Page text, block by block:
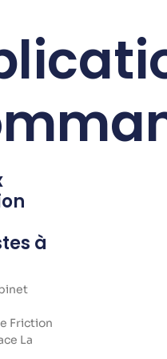
à
Friction
La